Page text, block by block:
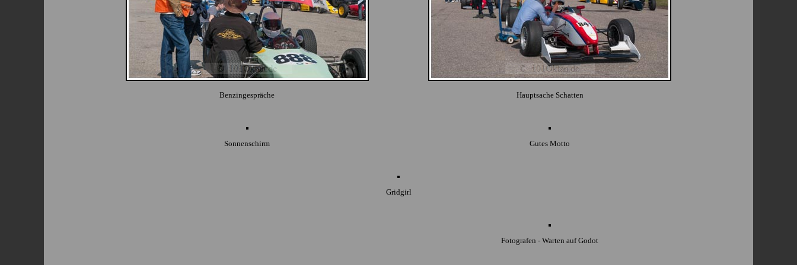
Hauptsache Schatten
Benzingespräche
Gutes Motto
Sonnenschirm
Gridgirl
Fotografen - Warten auf Godot